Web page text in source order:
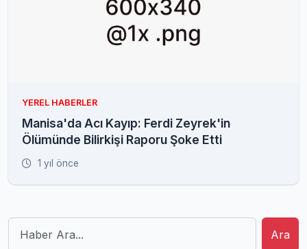
YEREL HABERLER
Manisa'da Acı Kayıp: Ferdi Zeyrek'in
Ölümünde Bilirkişi Raporu Şoke Etti
1 yıl önce
Ara